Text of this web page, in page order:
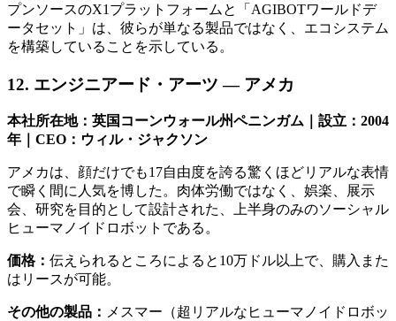
プンソースのX1プラットフォームと「AGIBOTワールドデ
ータセット」は、彼らが単なる製品ではなく、エコシステム
を構築していることを示している。
12. エンジニアード・アーツ — アメカ
本社所在地：英国コーンウォール州ペニンガム｜設立：2004
年｜CEO：ウィル・ジャクソン
アメカは、顔だけでも17自由度を誇る驚くほどリアルな表情
で瞬く間に人気を博した。肉体労働ではなく、娯楽、展示
会、研究を目的として設計された、上半身のみのソーシャル
ヒューマノイドロボットである。
価格： 伝えられるところによると10万ドル以上で、購入また
はリースが可能。
その他の製品： メスマー（超リアルなヒューマノイドロボッ